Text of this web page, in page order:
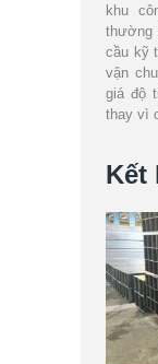
khu
thường
cầu kỹ
vận
giá độ
thay vì
Kết